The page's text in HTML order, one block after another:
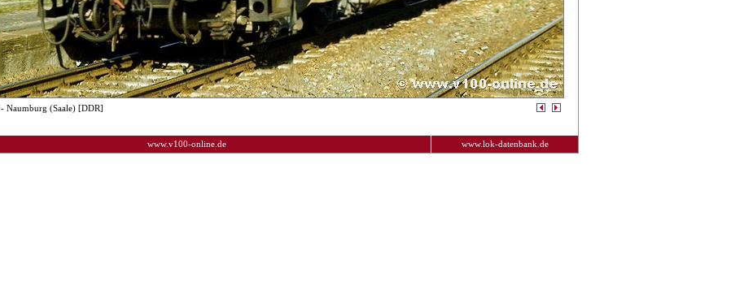
- Naumburg (Saale) [DDR]
www.v100-online.de www.lok-datenbank.de